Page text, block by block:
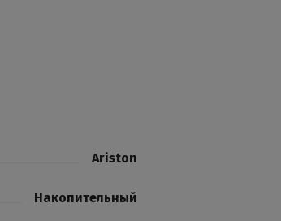
Ariston
Накопительный